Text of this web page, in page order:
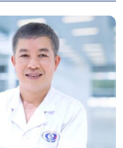
Thăm Dò Chức
Phú Thọ